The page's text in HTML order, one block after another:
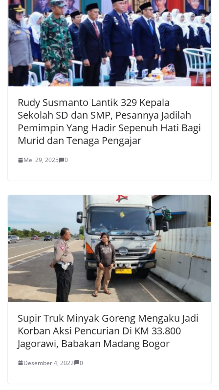
Rudy Susmanto Lantik 329 Kepala
Sekolah SD dan SMP, Pesannya Jadilah
Pemimpin Yang Hadir Sepenuh Hati Bagi
Murid dan Tenaga Pengajar
Mei 29, 2025 0
Supir Truk Minyak Goreng Mengaku Jadi
Korban Aksi Pencurian Di KM 33.800
Jagorawi, Babakan Madang Bogor
Desember 4, 2022 0